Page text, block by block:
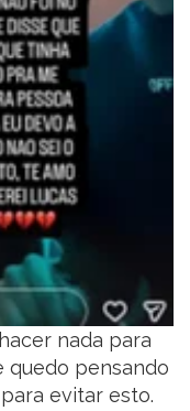
nada para
quedo pensando
evitar esto.